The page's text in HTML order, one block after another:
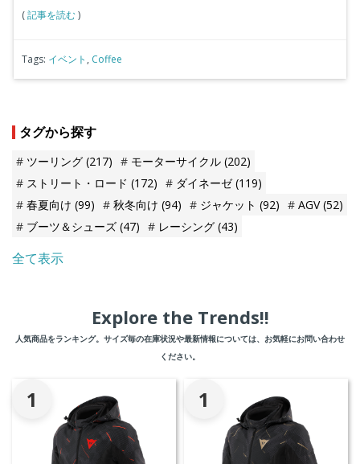
(記事を読む)
Tags: イベント , Coffee
タグから探す
ツーリング (217) モーターサイクル (202)
ストリート・ロード (172) ダイネーゼ(119)
春夏向け (99) 秋冬向け (94) ジャケット (92) AGV(52)
ブーツ＆シューズ (47) レーシング (43)
全て表示
Explore the Trends!!
人気商品をランキング。サイズ毎の在庫状況や最新情報については、お気軽にお問い合わせ
ください。
1 1